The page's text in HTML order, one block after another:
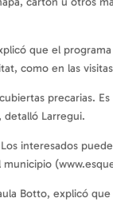
que el
como en las
precarias.
detalló Larregui.
interesados
Botto, explicó